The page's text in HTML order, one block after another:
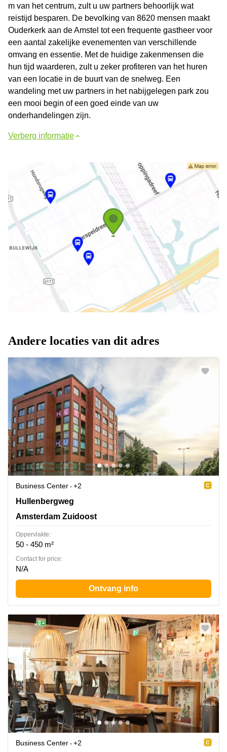
m van het centrum, zult u uw partners behoorlijk wat
reistijd besparen. De bevolking van 8620 mensen maakt
Ouderkerk aan de Amstel tot een frequente gastheer voor
een aantal zakelijke evenementen van verschillende
omvang en essentie. Met de huidige zakenmensen die
hun tijd waarderen, zult u zeker profiteren van het huren
van een locatie in de buurt van de snelweg. Een
wandeling met uw partners in het nabijgelegen park zou
een mooi begin of een goed einde van uw
onderhandelingen zijn.
Verberg informatie
Andere locaties van dit adres
Business Center
+2
Hullenbergweg 413, Amsterdam Zuidoost
Hullenbergweg
Amsterdam Zuidoost
Oppervlakte:
50 - 450 m²
Contact for price:
N/A
Ontvang info
Business Center +2